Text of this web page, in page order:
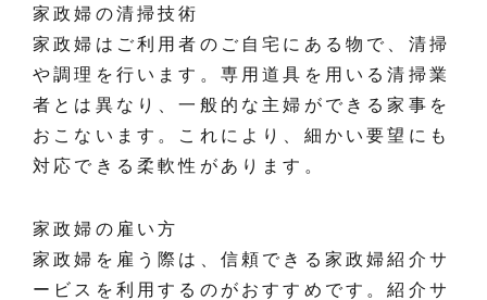
家政婦の清掃技術
家政婦はご利用者のご自宅にある物で、清掃
や調理を行います。専用道具を用いる清掃業
者とは異なり、一般的な主婦ができる家事を
おこないます。これにより、細かい要望にも
対応できる柔軟性があります。
家政婦の雇い方
家政婦を雇う際は、信頼できる家政婦紹介サ
ービスを利用するのがおすすめです。紹介サ